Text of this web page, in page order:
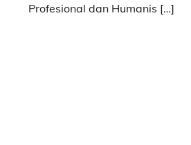
Profesional dan Humanis […]